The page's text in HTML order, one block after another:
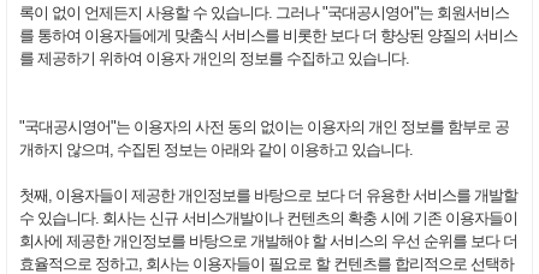
록이 없이 언제든지 사용할 수 있습니다. 그러나 "국대공시영어"는 회원서비스
를 통하여 이용자들에게 맞춤식 서비스를 비롯한 보다 더 향상된 양질의 서비스
를 제공하기 위하여 이용자 개인의 정보를 수집하고 있습니다.
"국대공시영어"는 이용자의 사전 동의 없이는 이용자의 개인 정보를 함부로 공
개하지 않으며, 수집된 정보는 아래와 같이 이용하고 있습니다.
첫째, 이용자들이 제공한 개인정보를 바탕으로 보다 더 유용한 서비스를 개발할
수 있습니다. 회사는 신규 서비스개발이나 컨텐츠의 확충 시에 기존 이용자들이
회사에 제공한 개인정보를 바탕으로 개발해야 할 서비스의 우선 순위를 보다 더
효율적으로 정하고, 회사는 이용자들이 필요로 할 컨텐츠를 합리적으로 선택하